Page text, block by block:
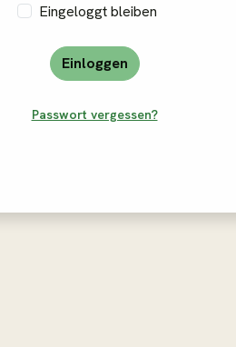
Eingeloggt bleiben
Einloggen
Passwort vergessen?